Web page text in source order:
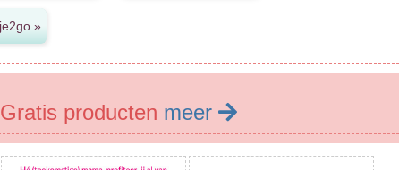
Gratis producten meer